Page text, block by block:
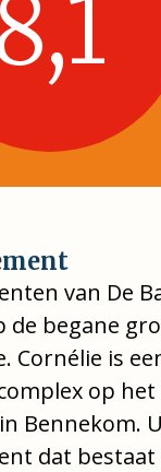
van De
de begane
Cornélie is
op het
Bennekom.
dat bestaat